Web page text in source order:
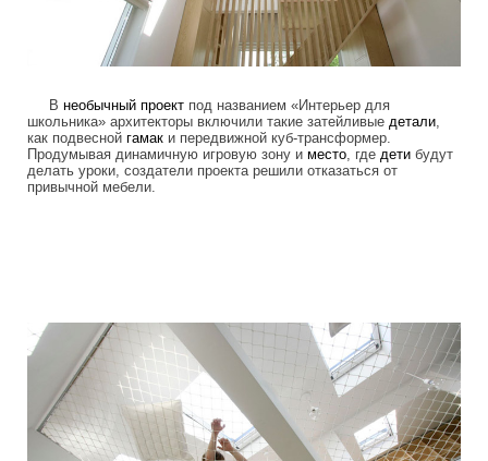
В необычный проект под названием «Интерьер для
школьника» архитекторы включили такие затейливые детали
как подвесной гамак и передвижной куб-трансформер.
Продумывая динамичную игровую зону и место , где дети будут
делать уроки, создатели проекта решили отказаться от
привычной мебели.